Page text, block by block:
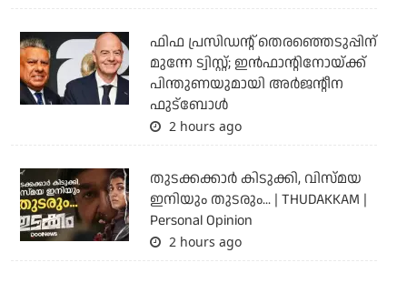
ഫിഫ പ്രസിഡന്റ് തെരഞ്ഞെടുപ്പിന്
മുന്നേ ട്വിസ്റ്റ്; ഇന്‍ഫാന്റിനോയ്ക്ക്
പിന്തുണയുമായി അര്‍ജന്റീന
ഫുട്‌ബോള്‍
2 hours ago
തുടക്കക്കാര്‍ കിടുക്കി, വിസ്മയ
ഇനിയും തുടരും... | THUDAKKAM |
Personal Opinion
2 hours ago